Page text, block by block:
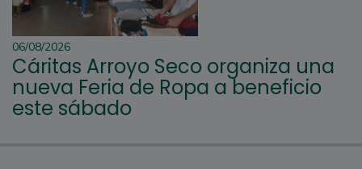
06/08/2026
Cáritas Arroyo Seco organiza una
nueva Feria de Ropa a beneficio
este sábado